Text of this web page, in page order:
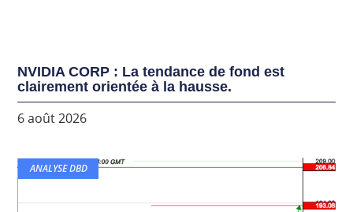
NVIDIA CORP : La tendance de fond est
clairement orientée à la hausse.
6 août 2026
ANALYSE DBD